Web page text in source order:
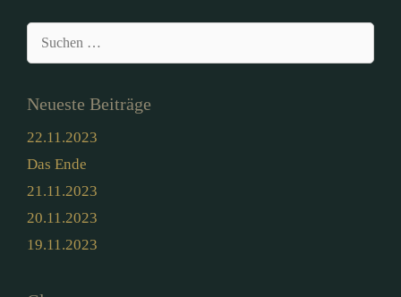
Neueste Beiträge
22.11.2023
Das Ende
21.11.2023
20.11.2023
19.11.2023